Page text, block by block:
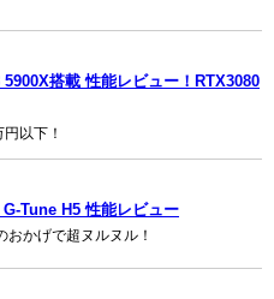
搭載 性能レビュー！RTX3080
以下！
Tune H5 性能レビュー
かげで超ヌルヌル！